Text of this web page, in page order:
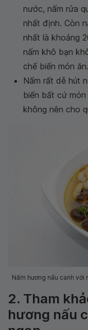
nước, nấm rửa
nhất định. Còn
nhất là khoảng
nấm khô bạn
chế biến món ăn.
Nấm rất dễ hút
biến bất cứ món
không nên cho
Nấm hương nấu canh
2. Tham
hương nấu